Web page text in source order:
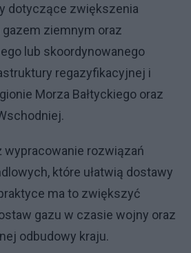
dotyczące zwiększenia
ziemnym oraz
lub skoordynowanego
regazyfikacyjnej i
Morza Bałtyckiego oraz
wypracowanie rozwiązań
które ułatwią dostawy
ma to zwiększyć
gazu w czasie wojny oraz
odbudowy kraju.